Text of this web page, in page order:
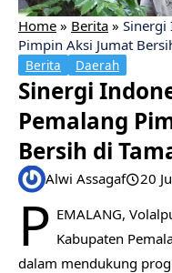
Home » Berita » Sinergi
Pimpin Aksi Jumat
Berita Daerah
Sinergi
Pemalang
Bersih di
Alwi Assagaf 20
P EMALANG,
Kabupaten
dalam mendukung